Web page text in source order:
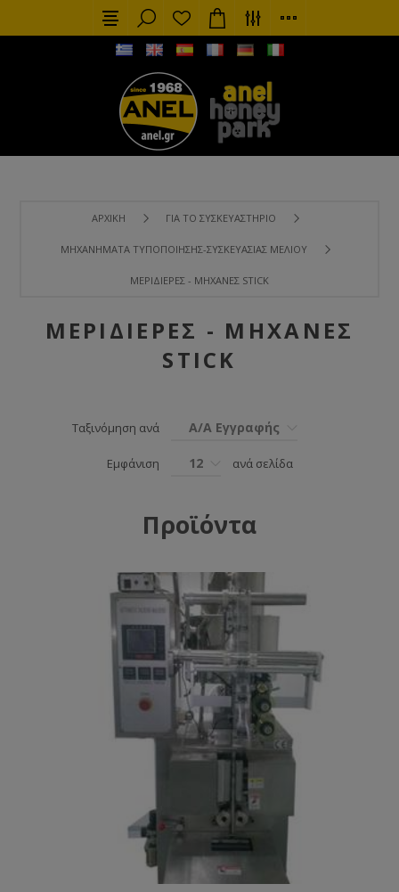
ΑΡΧΙΚΉ ΓΙΑ ΤΟ ΣΥΣΚΕΥΑΣΤΉΡΙΟ
ΜΗΧΑΝΉΜΑΤΑ ΤΥΠΟΠΟΊΗΣΗΣ-ΣΥΣΚΕΥΑΣΊΑΣ ΜΕΛΙΟΎ
ΜΕΡΙΔΙΈΡΕΣ - ΜΗΧΑΝΈΣ STICK
ΜΕΡΙΔΙΈΡΕΣ - ΜΗΧΑΝΈΣ
STICK
Ταξινόμηση ανά Α/Α Εγγραφής
Εμφάνιση 12 ανά σελίδα
Προϊόντα